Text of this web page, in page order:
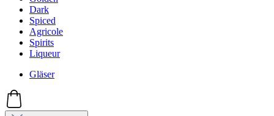
Dark
Spiced
Agricole
Spirits
Liqueur
Gläser